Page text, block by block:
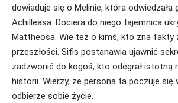
dowiaduje się o Melinie, która odwiedzała
Achilleasa. Dociera do niego tajemnica
Mattheosa. Wie też o kimś, kto zna fakty
przeszłości. Sifis postanawia ujawnić
zadzwonić do kogoś, kto odegrał istotną
historii. Wierzy, że persona ta poczuje się
odbierze sobie życie.